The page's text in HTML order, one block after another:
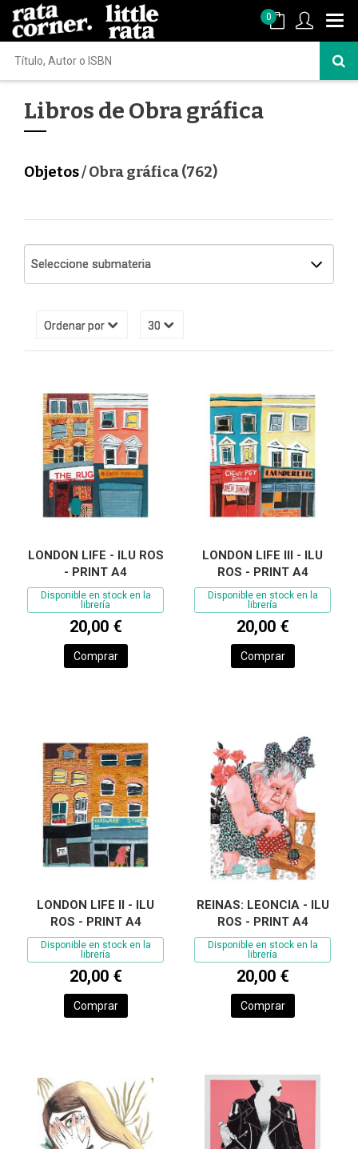
0
Libros de Obra gráfica
Objetos/ Obra gráfica (762)
LONDON LIFE - ILU ROS
- PRINT A4
Disponible en stock en la
librería
20,00 €
Comprar
LONDON LIFE III - ILU
ROS - PRINT A4
Disponible en stock en la
librería
20,00 €
Comprar
LONDON LIFE II - ILU
ROS - PRINT A4
Disponible en stock en la
librería
20,00 €
Comprar
REINAS: LEONCIA - ILU
ROS - PRINT A4
Disponible en stock en la
librería
20,00 €
Comprar